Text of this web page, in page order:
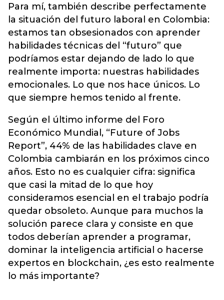
Para mí, también describe perfectamente
la situación del futuro laboral en Colombia:
estamos tan obsesionados con aprender
habilidades técnicas del “futuro” que
podríamos estar dejando de lado lo que
realmente importa: nuestras habilidades
emocionales. Lo que nos hace únicos. Lo
que siempre hemos tenido al frente.
Según el último informe del Foro
Económico Mundial, “Future of Jobs
Report”, 44% de las habilidades clave en
Colombia cambiarán en los próximos cinco
años. Esto no es cualquier cifra: significa
que casi la mitad de lo que hoy
consideramos esencial en el trabajo podría
quedar obsoleto. Aunque para muchos la
solución parece clara y consiste en que
todos deberían aprender a programar,
dominar la inteligencia artificial o hacerse
expertos en blockchain, ¿es esto realmente
lo más importante?